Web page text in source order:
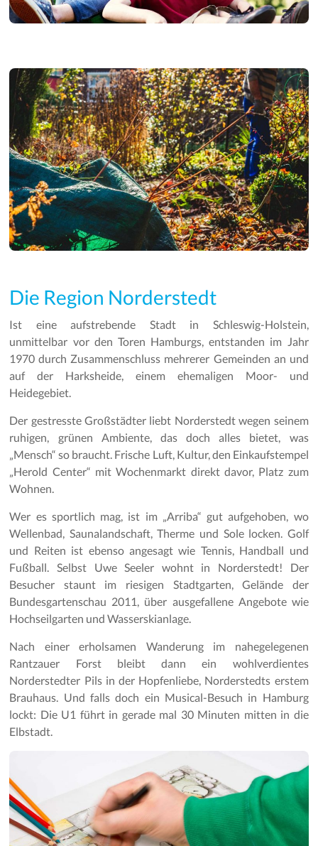
Die Region Norderstedt
Ist eine aufstrebende Stadt in Schleswig-Holstein,
unmittelbar vor den Toren Hamburgs, entstanden im Jahr
1970 durch Zusammenschluss mehrerer Gemeinden an und
auf der Harksheide, einem ehemaligen Moor- und
Heidegebiet.
Der gestresste Großstädter liebt Norderstedt wegen seinem
ruhigen, grünen Ambiente, das doch alles bietet, was
„Mensch“ so braucht. Frische Luft, Kultur, den Einkaufstempel
„Herold Center“ mit Wochenmarkt direkt davor, Platz zum
Wohnen.
Wer es sportlich mag, ist im „Arriba“ gut aufgehoben, wo
Wellenbad, Saunalandschaft, Therme und Sole locken. Golf
und Reiten ist ebenso angesagt wie Tennis, Handball und
Fußball. Selbst Uwe Seeler wohnt in Norderstedt! Der
Besucher staunt im riesigen Stadtgarten, Gelände der
Bundesgartenschau 2011, über ausgefallene Angebote wie
Hochseilgarten und Wasserskianlage.
Nach einer erholsamen Wanderung im nahegelegenen
Rantzauer Forst bleibt dann ein wohlverdientes
Norderstedter Pils in der Hopfenliebe, Norderstedts erstem
Brauhaus. Und falls doch ein Musical-Besuch in Hamburg
lockt: Die U1 führt in gerade mal 30 Minuten mitten in die
Elbstadt.